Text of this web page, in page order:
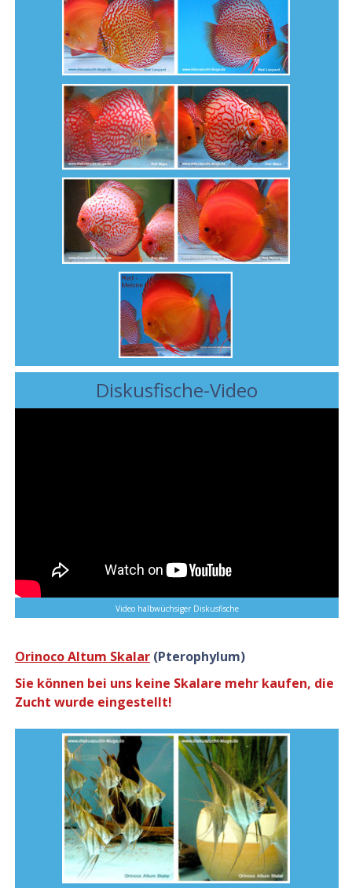
Diskusfische-Video
Video halbwüchsiger Diskusfische
Orinoco Altum Skalar(Pterophylum)
Sie können bei uns keine Skalare mehr kaufen, die
Zucht wurde eingestellt!